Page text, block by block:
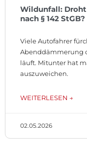
Wildunfall:
nach § 142 StGB?
Viele Autofahrer
Abenddämmerung
läuft. Mitunter hat
auszuweichen.
WEITERLESEN →
02.05.2026